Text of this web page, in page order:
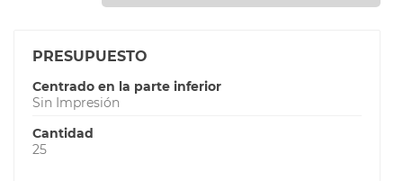
PRESUPUESTO
Centrado en la parte inferior
Sin Impresión
Cantidad
25